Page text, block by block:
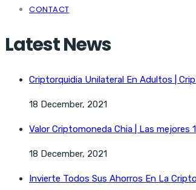
CONTACT
Latest News
Criptorquidia Unilateral En Adultos |
18 December, 2021
Valor Criptomoneda Chia | Las
18 December, 2021
Invierte Todos Sus Ahorros En La